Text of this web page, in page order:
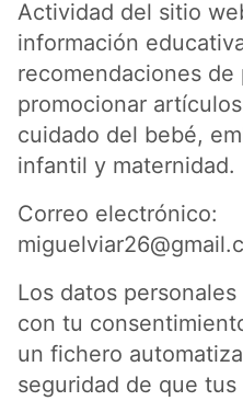
Actividad del sitio
información
recomendaciones
promocionar
cuidado del bebé,
infantil y maternidad.
Correo electrónico:
Los datos
con tu
un fichero
seguridad de que